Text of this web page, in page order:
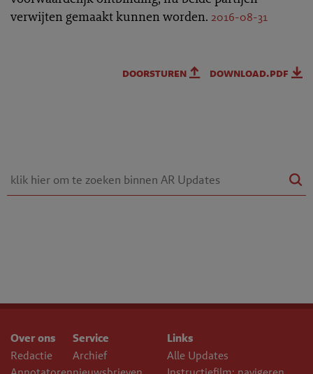
verwijten gemaakt kunnen worden. 2016-08-31
doorsturen download.pdf
Over ons
Redactie
Service
Archief
Links
Alle Updates